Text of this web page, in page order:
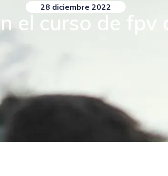
28 diciembre 2022
el curso de fpv